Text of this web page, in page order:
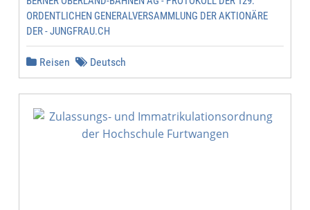
ORDENTLICHEN GENERALVERSAMMLUNG DER AKTIONÄRE
DER - JUNGFRAU.CH
Reisen Deutsch